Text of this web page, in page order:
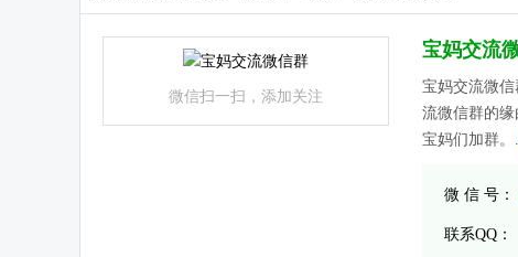
微信扫一扫，添加关注
宝妈交流
宝妈交流微
流微信群的
宝妈们加群。
微 信 号：
联系QQ：